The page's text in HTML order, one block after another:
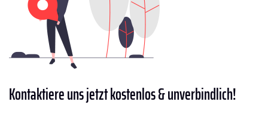
Kontaktiereuns jetzt kostenlos & unverbindlich!